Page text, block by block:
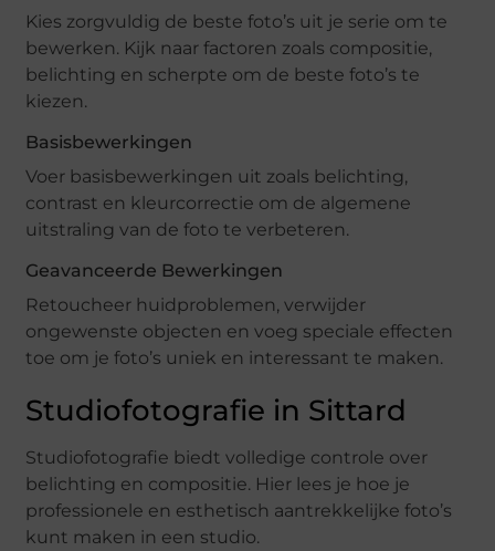
Kies zorgvuldig de beste foto’s uit je serie om te
bewerken. Kijk naar factoren zoals compositie,
belichting en scherpte om de beste foto’s te
kiezen.
Basisbewerkingen
Voer basisbewerkingen uit zoals belichting,
contrast en kleurcorrectie om de algemene
uitstraling van de foto te verbeteren.
Geavanceerde Bewerkingen
Retoucheer huidproblemen, verwijder
ongewenste objecten en voeg speciale effecten
toe om je foto’s uniek en interessant te maken.
Studiofotografie in Sittard
Studiofotografie biedt volledige controle over
belichting en compositie. Hier lees je hoe je
professionele en esthetisch aantrekkelijke foto’s
kunt maken in een studio.